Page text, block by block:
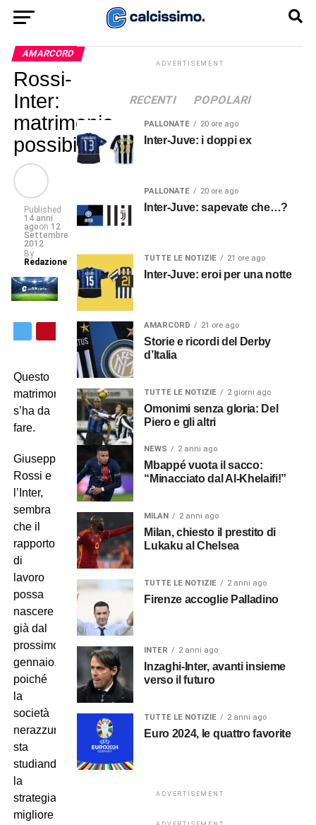
AMARCORD
Rossi-
Inter:
matrimonio
possibile
Published
14 anni
agoon 12
Settembre
2012
By
Redazione
Questo
matrimonio
s’ha da
fare.
Giuseppe
Rossi e
l’Inter,
sembra
che il
rapporto
di
lavoro
possa
nascere
già dal
prossimo
gennaio,
poiché
la
società
nerazzurra
sta
studiando
la
strategia
migliore
ADVERTISEMENT
RECENTI POPOLARI
PALLONATE 20 ore ago
Inter-Juve: i doppi ex
PALLONATE 20 ore ago
Inter-Juve: sapevate che…?
TUTTE LE NOTIZIE 21 ore ago
Inter-Juve: eroi per una notte
AMARCORD 21 ore ago
Storie e ricordi del Derby
d’Italia
TUTTE LE NOTIZIE 2 giorni ago
Omonimi senza gloria: Del
Piero e gli altri
NEWS 2 anni ago
Mbappé vuota il sacco:
“Minacciato dal Al-Khelaifi!”
MILAN 2 anni ago
Milan, chiesto il prestito di
Lukaku al Chelsea
TUTTE LE NOTIZIE 2 anni ago
Firenze accoglie Palladino
INTER 2 anni ago
Inzaghi-Inter, avanti insieme
verso il futuro
TUTTE LE NOTIZIE 2 anni ago
Euro 2024, le quattro favorite
ADVERTISEMENT